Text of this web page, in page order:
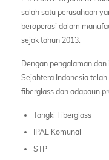
salah satu perusahaan
beroperasi dalam
sejak tahun 2013.
Dengan pengalaman
Sejahtera Indonesia
fiberglass dan adapaun
Tangki Fiberglass
IPAL Komunal
STP